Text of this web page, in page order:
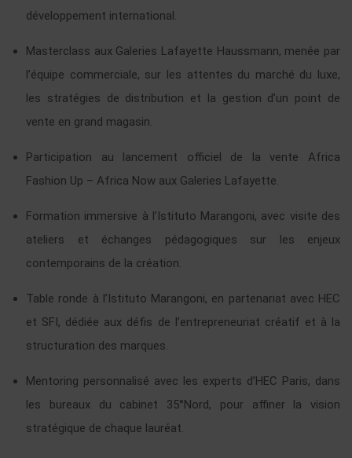
développement international.
Masterclass aux Galeries Lafayette Haussmann, menée par
l’équipe commerciale, sur les attentes du marché du luxe,
les stratégies de distribution et la gestion d’un point de
vente en grand magasin.
Participation au lancement officiel de la vente Africa
Fashion Up – Africa Now aux Galeries Lafayette.
Formation immersive à l’Istituto Marangoni, avec visite des
ateliers et échanges pédagogiques sur les enjeux
contemporains de la création.
Table ronde à l’Istituto Marangoni, en partenariat avec HEC
et SFI, dédiée aux défis de l’entrepreneuriat créatif et à la
structuration des marques.
Mentoring personnalisé avec les experts d’HEC Paris, dans
les bureaux du cabinet 35°Nord, pour affiner la vision
stratégique de chaque lauréat.